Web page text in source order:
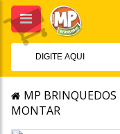
MP BRINQUEDOS
MONTAR